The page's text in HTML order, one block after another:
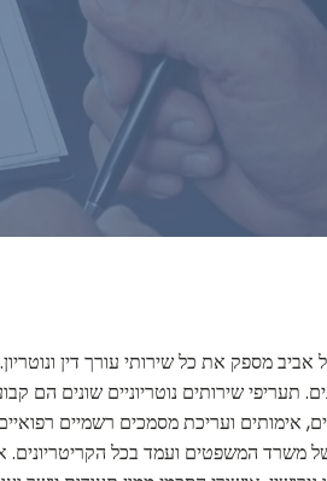
אביב מספק את כל שירותי עורך דין
תעריפי שירותים נוטריוניים שונים הם
אימותים ועריכת מסמכים רשמיים
של משרד המשפטים ועמד בכל הקריטריונים.